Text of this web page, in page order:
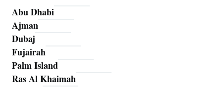
Abu Dhabi
Ajman
Dubaj
Fujairah
Palm Island
Ras Al Khaimah